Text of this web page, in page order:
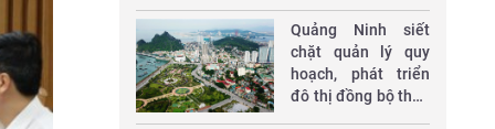
Quảng Ninh siết
chặt quản lý quy
hoạch, phát triển
đô thị đồng bộ theo